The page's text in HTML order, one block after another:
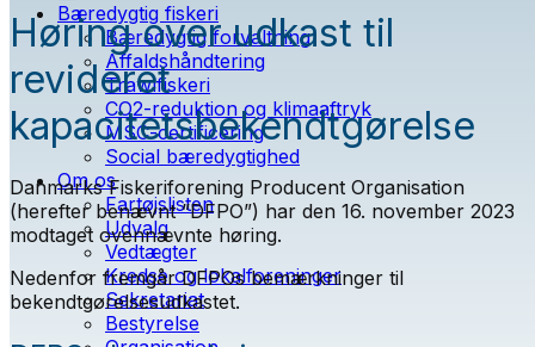
Bæredygtig fiskeri
Bæredygtig forvaltning
Affaldshåndtering
Trawlfiskeri
CO2-reduktion og klimaaftryk
MSC-certificering
Social bæredygtighed
Om os
Fartøjslisten
Udvalg
Vedtægter
Kredse og lokalforeninger
Sekretariat
Bestyrelse
Høring over udkast til
revideret
kapacitetsbekendtgørelse
Danmarks Fiskeriforening Producent Organisation
(herefter benævnt ”DFPO”) har den 16. november 2023
modtaget ovennævnte høring.
Nedenfor fremgår DFPOs bemærkninger til
bekendtgørelsesudkastet.